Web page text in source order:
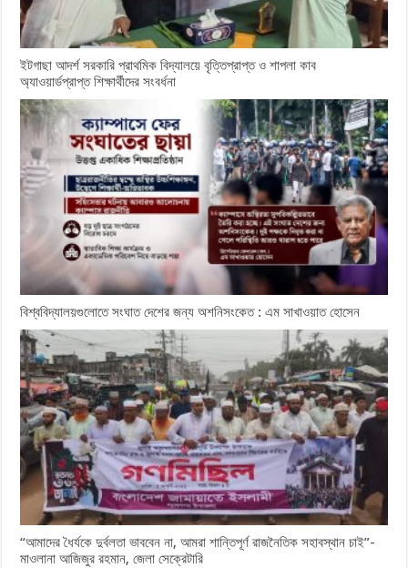
ইটগাছা আদর্শ সরকারি প্রাথমিক বিদ্যালয়ে বৃত্তিপ্রাপ্ত ও শাপলা কাব
অ্যাওয়ার্ডপ্রাপ্ত শিক্ষার্থীদের সংবর্ধনা
বিশ্ববিদ্যালয়গুলোতে সংঘাত দেশের জন্য অশনিসংকেত : এম সাখাওয়াত হোসেন
“আমাদের ধৈর্যকে দুর্বলতা ভাববেন না, আমরা শান্তিপূর্ণ রাজনৈতিক সহাবস্থান চাই”-
মাওলানা আজিজুর রহমান, জেলা সেক্রেটারি